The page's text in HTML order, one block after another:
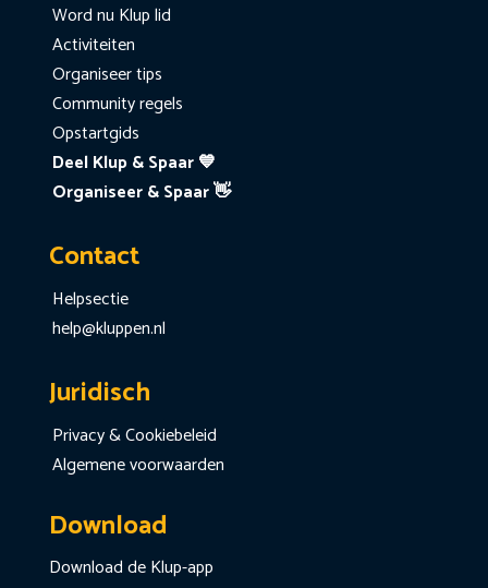
Word nu Klup lid
Activiteiten
Organiseer tips
Community regels
Opstartgids
Deel Klup & Spaar 💙
Organiseer & Spaar 👋
Contact
Helpsectie
help@kluppen.nl
Juridisch
Privacy & Cookiebeleid
Algemene voorwaarden
Download
Download de Klup-app